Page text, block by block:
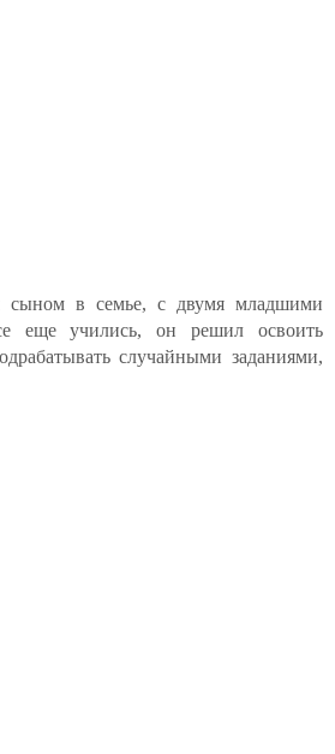
сыном в семье, с двумя младшими
еще учились, он решил освоить
случайными заданиями,